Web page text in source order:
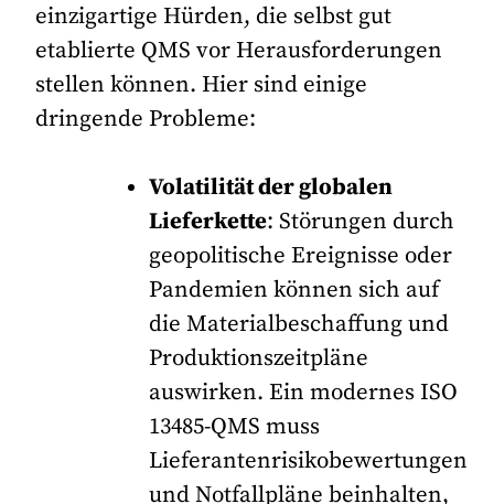
einzigartige Hürden, die selbst gut
etablierte QMS vor Herausforderungen
stellen können. Hier sind einige
dringende Probleme:
Volatilität der globalen
Lieferkette: Störungen durch
geopolitische Ereignisse oder
Pandemien können sich auf
die Materialbeschaffung und
Produktionszeitpläne
auswirken. Ein modernes ISO
13485-QMS muss
Lieferantenrisikobewertungen
und Notfallpläne beinhalten,